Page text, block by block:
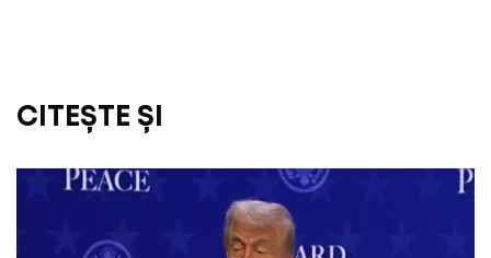
CITEȘTE ȘI